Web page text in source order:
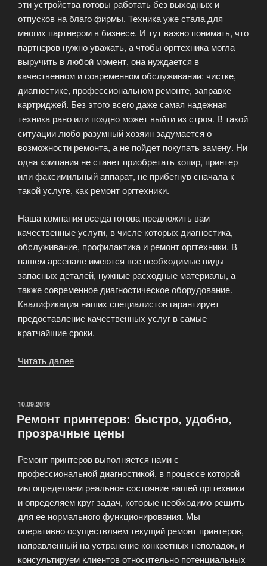
эти устройства готовы работать без выходных и
отпусков на благо фирмы. Техника уже стала для
многих партнером в бизнесе. И тут важно понимать, что
партнеров нужно уважать, а чтобы оргтехника могла
выручить в любой момент, она нуждается в
качественном и современном обслуживании: чистке,
диагностике, профессиональном ремонте, заправке
картриджей. Без этого всего даже самая надежная
техника рано или поздно может выйти из строя. В такой
ситуации любо разумный хозяин задумается о
возможности ремонта, а не пойдет покупать замену. Ни
одна компания не станет приобретать копир, принтер
или факсимильный аппарат, не прибегнув сначала к
такой услуге, как ремонт оргтехники.
Наша компания всегда готова предложить вам
качественные услуги, в числе которых диагностика,
обслуживание, профилактика и ремонт оргтехники. В
нашем арсенале имеются все необходимые виды
запасных деталей, нужные расходные материалы, а
также современное диагностическое оборудование.
Квалификация наших специалистов гарантирует
предоставление качественных услуг в самые
кратчайшие сроки.
Читать далее
ксероксов)»
ОПУБЛИКОВАНО
10.09.2019
Ремонт принтеров: быстро, удобно,
прозрачные цены
Ремонт принтеров выполняется нами с
профессиональной диагностикой, в процессе которой
мы определяем реальное состояние вашей оргтехники
и определяем круг задач, которые необходимо решить
для ее нормального функционирования. Мы
оперативно осуществляем текущий ремонт принтеров,
направленный на устранение конкретных неполадок, и
консультируем клиентов относительно потенциальных